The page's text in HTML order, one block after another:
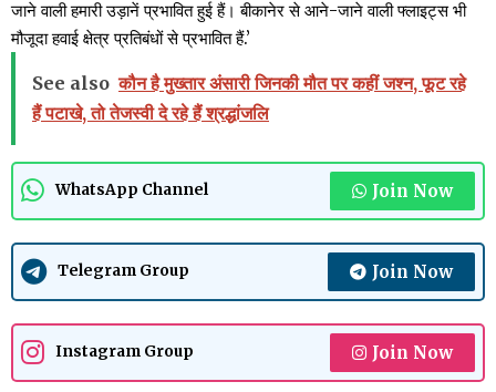
जाने वाली हमारी उड़ानें प्रभावित हुई हैं। बीकानेर से आने-जाने वाली फ्लाइट्स भी
मौजूदा हवाई क्षेत्र प्रतिबंधों से प्रभावित हैं.’
See also कौन है मुख्तार अंसारी जिनकी मौत पर कहीं जश्न, फूट रहे
हैं पटाखे, तो तेजस्वी दे रहे हैं श्रद्धांजलि
WhatsApp Channel Join Now
Telegram Group Join Now
Instagram Group Join Now